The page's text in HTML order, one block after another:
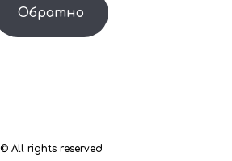
Обратно
© All rights reserved